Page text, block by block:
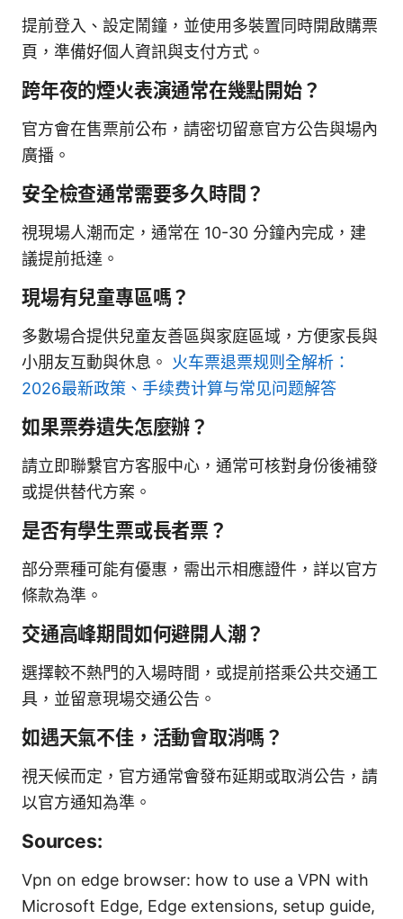
提前登入、設定鬧鐘，並使用多裝置同時開啟購票
頁，準備好個人資訊與支付方式。
跨年夜的煙火表演通常在幾點開始？
官方會在售票前公布，請密切留意官方公告與場內
廣播。
安全檢查通常需要多久時間？
視現場人潮而定，通常在 10-30 分鐘內完成，建
議提前抵達。
現場有兒童專區嗎？
多數場合提供兒童友善區與家庭區域，方便家長與
小朋友互動與休息。 火车票退票规则全解析：
2026最新政策、手续费计算与常见问题解答
如果票券遺失怎麼辦？
請立即聯繫官方客服中心，通常可核對身份後補發
或提供替代方案。
是否有學生票或長者票？
部分票種可能有優惠，需出示相應證件，詳以官方
條款為準。
交通高峰期間如何避開人潮？
選擇較不熱門的入場時間，或提前搭乘公共交通工
具，並留意現場交通公告。
如遇天氣不佳，活動會取消嗎？
視天候而定，官方通常會發布延期或取消公告，請
以官方通知為準。
Sources:
Vpn on edge browser: how to use a VPN with
Microsoft Edge, Edge extensions, setup guide,